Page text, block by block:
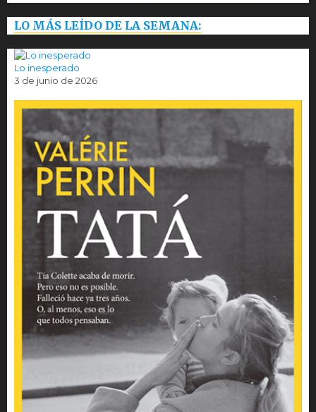
LO MÁS LEÍDO DE LA SEMANA:
Lo inesperado
3 de junio de 2026